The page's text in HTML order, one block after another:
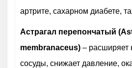
артрите, сахарном диабете,
Астрагал перепончатый
membranaceus) – расширяет
сосуды, снижает давление,